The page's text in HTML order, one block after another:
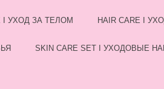
I УХОД ЗА ТЕЛОМ HAIR CARE I
SKIN CARE SET I УХОДОВЫЕ